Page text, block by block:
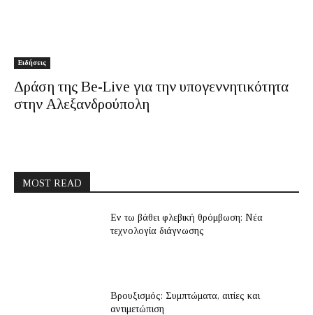
Ειδήσεις
Δράση της Be-Live για την υπογεννητικότητα
στην Αλεξανδρούπολη
MOST READ
Εν τω βάθει φλεβική θρόμβωση: Νέα
τεχνολογία διάγνωσης
Βρουξισμός: Συμπτώματα, αιτίες και
αντιμετώπιση